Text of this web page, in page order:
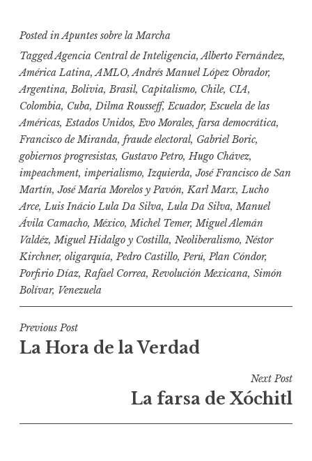
Posted inApuntes sobre la Marcha
TaggedAgencia Central de Inteligencia,Alberto Fernández,
América Latina,AMLO,Andrés Manuel López Obrador,
Argentina,Bolivia,Brasil, Capitalismo, Chile, CIA,
Colombia, Cuba,Dilma Rousseff,Ecuador,Escuela de las
Américas,Estados Unidos,Evo Morales, farsa democrática,
Francisco de Miranda, fraude electoral, Gabriel Boric,
gobiernos progresistas, Gustavo Petro,Hugo Chávez,
impeachment, imperialismo,Izquierda,José Francisco de San
Martín,José María Morelos y Pavón,Karl Marx,Lucho
Arce,Luis Inácio Lula Da Silva,Lula Da Silva,Manuel
Ávila Camacho,México,Michel Temer,Miguel Alemán
Valdéz,Miguel Hidalgo y Costilla, Neoliberalismo, Néstor
Kirchner, oligarquía, Pedro Castillo, Perú, Plan Cóndor,
Porfirio Díaz, Rafael Correa, Revolución Mexicana, Simón
Bolívar, Venezuela
N
a
Previous Post
La Hora de la Verdad
Next Post
La farsa de Xóchitl